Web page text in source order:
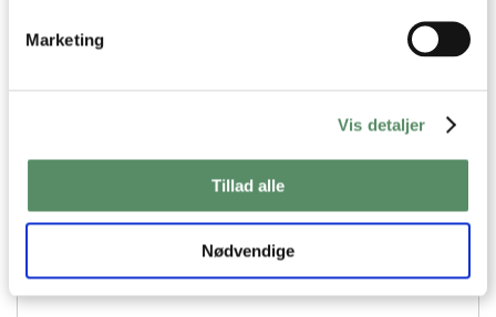
Marketing
Vis detaljer
Tillad alle
Nødvendige